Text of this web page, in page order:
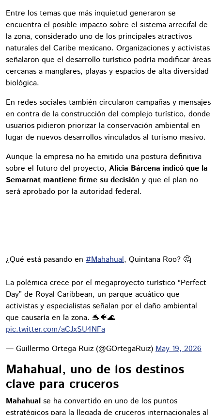
Entre los temas que más inquietud generaron se
encuentra el posible impacto sobre el sistema arrecifal de
la zona, considerado uno de los principales atractivos
naturales del Caribe mexicano. Organizaciones y activistas
señalaron que el desarrollo turístico podría modificar áreas
cercanas a manglares, playas y espacios de alta diversidad
biológica.
En redes sociales también circularon campañas y mensajes
en contra de la construcción del complejo turístico, donde
usuarios pidieron priorizar la conservación ambiental en
lugar de nuevos desarrollos vinculados al turismo masivo.
Aunque la empresa no ha emitido una postura definitiva
sobre el futuro del proyecto, Alicia Bárcena indicó que la
Semarnat mantiene firme su decisión y que el plan no
será aprobado por la autoridad federal.
¿Qué está pasando en #Mahahual, Quintana Roo? 🤔
La polémica crece por el megaproyecto turístico “Perfect
Day” de Royal Caribbean, un parque acuático que
activistas y especialistas señalan por el daño ambiental
que causaría en la zona. 🐬🐠🌊
pic.twitter.com/aCJxSU4NFa
— Guillermo Ortega Ruiz (@GOrtegaRuiz) May 19, 2026
Mahahual, uno de los destinos
clave para cruceros
Mahahual se ha convertido en uno de los puntos
estratégicos para la llegada de cruceros internacionales al